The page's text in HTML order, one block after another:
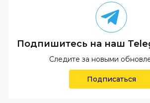
Подпишитесь на наш
Следите за новыми
Подписаться